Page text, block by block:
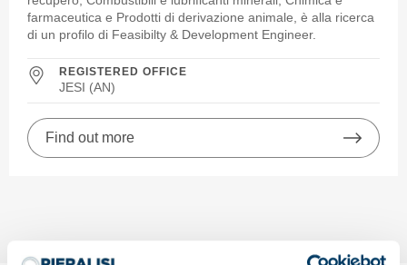
farmaceutica e Prodotti di derivazione animale, è alla ricerca
di un profilo di Feasibilty & Development Engineer.
REGISTERED OFFICE
JESI (AN)
Find out more